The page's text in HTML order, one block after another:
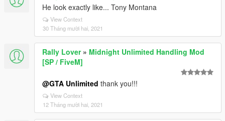
He look exactly like... Tony Montana
View Context
30 Tháng mười hai, 2021
Rally Lover» Midnight Unlimited Handling Mod
[SP / FiveM]
@GTA Unlimited thank you!!!
View Context
12 Tháng mười hai, 2021